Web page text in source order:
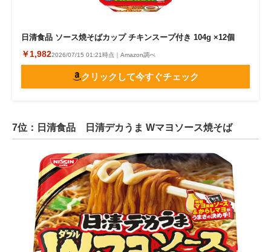
日清食品 ソース焼そばカップ チキンスープ付き 104g ×12個
￥1,9822026/07/15 01:21時点｜Amazon調べ
クリックして今すぐチェック
7位：日清食品 日清デカうま Wマヨソース焼そば